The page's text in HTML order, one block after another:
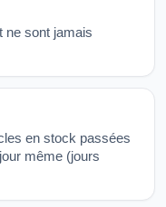
ne sont jamais
en stock passées
même (jours